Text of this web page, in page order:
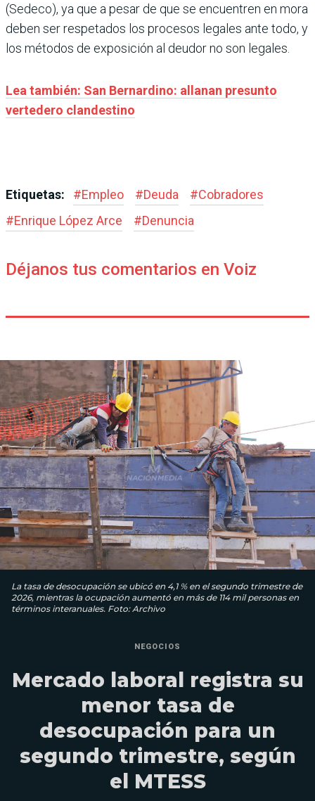
(Sedeco), ya que a pesar de que se encuentren en mora
deben ser respetados los procesos legales ante todo, y
los métodos de exposición al deudor no son legales.
Lea también: San Bernardino: allanan presunto
vertedero clandestino
Etiquetas: #Empleo #Deuda #Cobradores
#Enrique López Arce #Denuncia
Déjanos tus comentarios en Voiz
La tasa de desocupación se ubicó en 4,1 % en el segundo trimestre de
2026, mientras la ocupación aumentó en más de 114 mil personas en
términos interanuales. Foto: Archivo
NEGOCIOS
Mercado laboral registra su
menor tasa de
desocupación para un
segundo trimestre, según
el MTESS